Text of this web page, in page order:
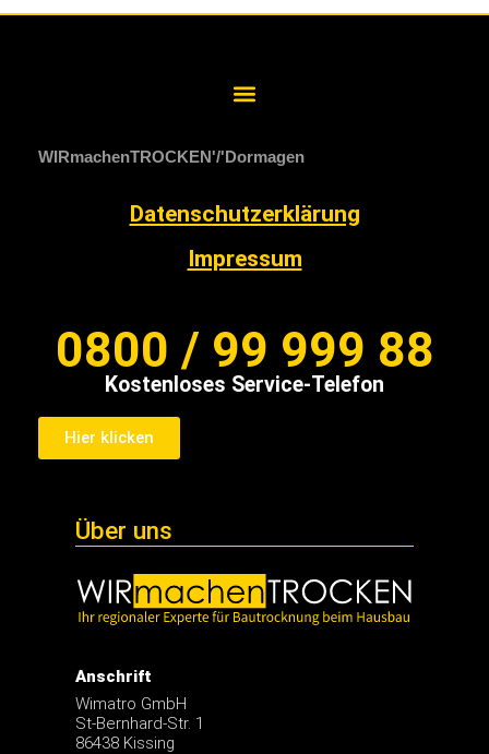
WIRmachenTROCKEN Dormagen
Datenschutzerklärung
Impressum
0800 / 99 999 88
Kostenloses Service-Telefon
Hier klicken
Über uns
Anschrift
Wimatro GmbH
St-Bernhard-Str. 1
86438 Kissing